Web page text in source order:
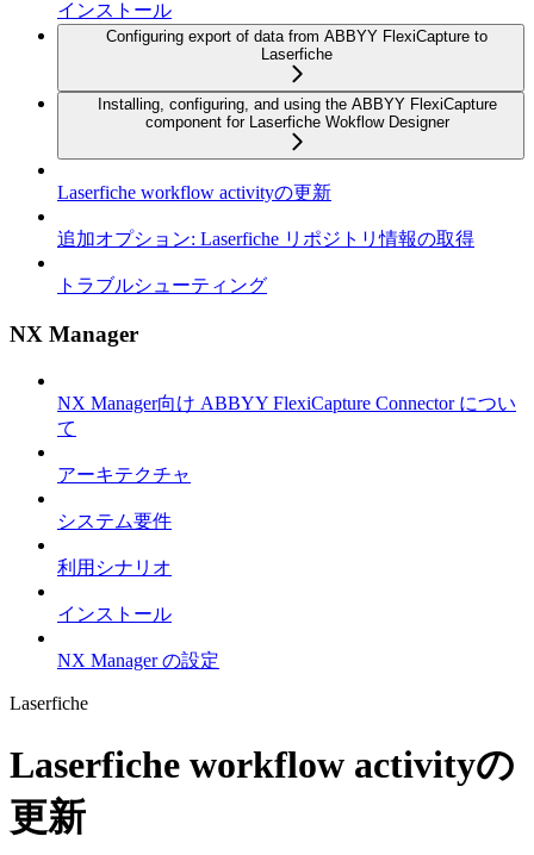
インストール
Configuring export of data from ABBYY FlexiCapture to
Laserfiche
Installing, configuring, and using the ABBYY FlexiCapture
component for Laserfiche Wokflow Designer
Laserfiche workflow activityの更新
追加オプション: Laserfiche リポジトリ情報の取得
トラブルシューティング
NX Manager
NX Manager向け ABBYY FlexiCapture Connector につい
て
アーキテクチャ
システム要件
利用シナリオ
インストール
NX Manager の設定
Laserfiche
Laserfiche workflow activityの
更新